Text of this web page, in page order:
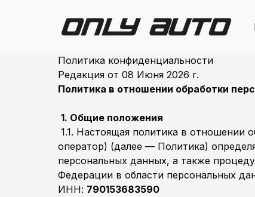
Политика конфиденциальности
Редакция от 08 Июня 2026 г.
Политика в отношении обработки
1. Общие положения
1.1. Настоящая политика в
оператор) (далее — Политика)
персональных данных, а также
Федерации в области персональных
ИНН: 790153683590